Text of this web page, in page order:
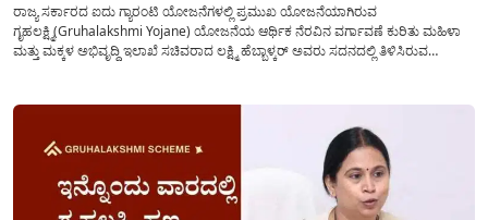
ರಾಜ್ಯ ಸರ್ಕಾರದ ಐದು ಗ್ಯಾರಂಟಿ ಯೋಜನೆಗಳಲ್ಲಿ ಪ್ರಮುಖ ಯೋಜನೆಯಾಗಿರುವ
ಗೃಹಲಕ್ಷ್ಮಿ(Gruhalakshmi Yojane) ಯೋಜನೆಯ ಆರ್ಥಿಕ ನೆರವಿನ ವರ್ಗಾವಣೆ ಕುರಿತು ಮಹಿಳಾ
ಮತ್ತು ಮಕ್ಕಳ ಅಭಿವೃದ್ಧಿ ಇಲಾಖೆ ಸಚಿವರಾದ ಲಕ್ಷ್ಮಿ ಹೆಬ್ಬಾಳ್ಕರ್ ಅವರು ಸದನದಲ್ಲಿ ತಿಳಿಸಿರುವ